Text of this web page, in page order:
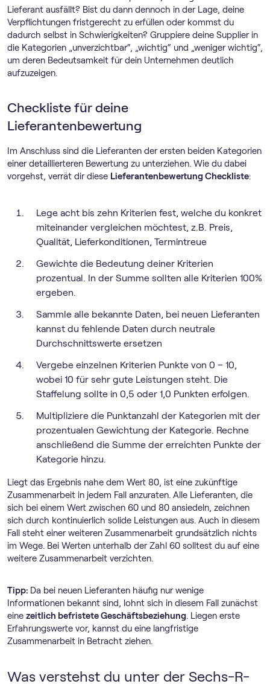
Lieferant ausfällt? Bist du dann dennoch in der Lage, deine
Verpflichtungen fristgerecht zu erfüllen oder kommst du
dadurch selbst in Schwierigkeiten? Gruppiere deine Supplier in
die Kategorien „unverzichtbar“, „wichtig“ und „weniger wichtig“,
um deren Bedeutsamkeit für dein Unternehmen deutlich
aufzuzeigen.
Checkliste für deine
Lieferantenbewertung
Im Anschluss sind die Lieferanten der ersten beiden Kategorien
einer detaillierteren Bewertung zu unterziehen. Wie du dabei
vorgehst, verrät dir diese Lieferantenbewertung Checkliste:
Lege acht bis zehn Kriterien fest, welche du konkret
miteinander vergleichen möchtest, z.B. Preis,
Qualität, Lieferkonditionen, Termintreue
Gewichte die Bedeutung deiner Kriterien
prozentual. In der Summe sollten alle Kriterien 100%
ergeben.
Sammle alle bekannte Daten, bei neuen Lieferanten
kannst du fehlende Daten durch neutrale
Durchschnittswerte ersetzen
Vergebe einzelnen Kriterien Punkte von 0 – 10,
wobei 10 für sehr gute Leistungen steht. Die
Staffelung sollte in 0,5 oder 1,0 Punkten erfolgen.
Multipliziere die Punktanzahl der Kategorien mit der
prozentualen Gewichtung der Kategorie. Rechne
anschließend die Summe der erreichten Punkte der
Kategorie hinzu.
Liegt das Ergebnis nahe dem Wert 80, ist eine zukünftige
Zusammenarbeit in jedem Fall anzuraten. Alle Lieferanten, die
sich bei einem Wert zwischen 60 und 80 ansiedeln, zeichnen
sich durch kontinuierlich solide Leistungen aus. Auch in diesem
Fall steht einer weiteren Zusammenarbeit grundsätzlich nichts
im Wege. Bei Werten unterhalb der Zahl 60 solltest du auf eine
weitere Zusammenarbeit verzichten.
Tipp: Da bei neuen Lieferanten häufig nur wenige
Informationen bekannt sind, lohnt sich in diesem Fall zunächst
eine zeitlich befristete Geschäftsbeziehung. Liegen erste
Erfahrungswerte vor, kannst du eine langfristige
Zusammenarbeit in Betracht ziehen.
Was verstehst du unter der Sechs-R-